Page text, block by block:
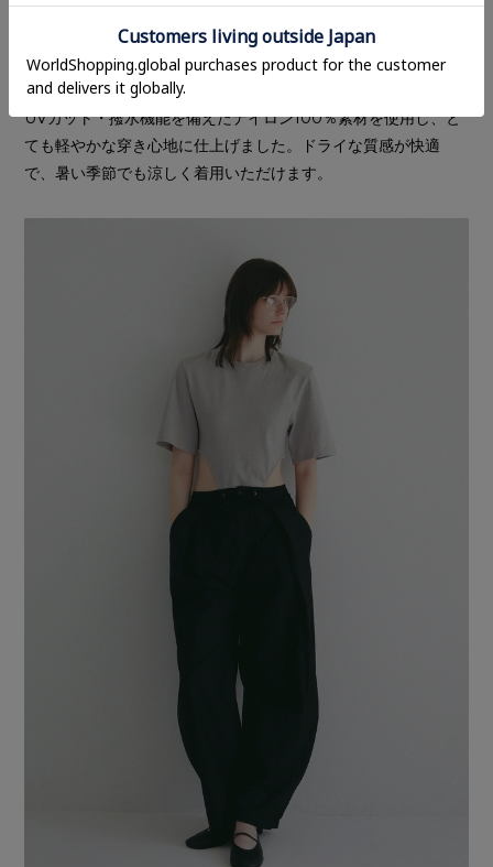
これからの時期、デイリー、アクティブシーンでおすすめした
い、機能性イージーパンツ。
UVカット・撥水機能を備えたナイロン100％素材を使用し、と
ても軽やかな穿き心地に仕上げました。ドライな質感が快適
で、暑い季節でも涼しく着用いただけます。